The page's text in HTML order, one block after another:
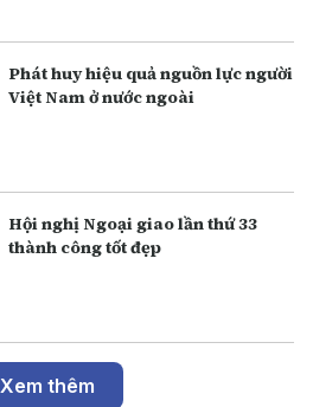
Phát huy hiệu quả nguồn lực người
Việt Nam ở nước ngoài
Hội nghị Ngoại giao lần thứ 33
thành công tốt đẹp
Xem thêm